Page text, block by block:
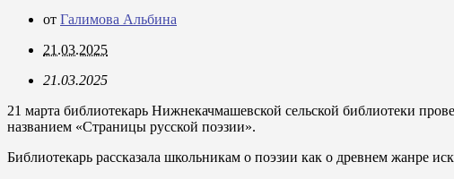
от Галимова Альбина
21.03.2025
21.03.2025
21 марта библиотекарь Нижнекачмашевской сельской библиотеки
названием «Страницы русской поэзии».
Библиотекарь рассказала школьникам о поэзии как о древнем жанре